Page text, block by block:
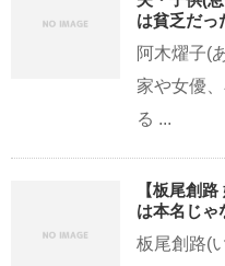
は貧乏だっ
阿木燿子(
家や女優
る ...
【板尾創
は本名じゃ
板尾創路(